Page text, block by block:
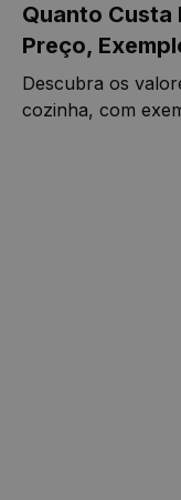
Quanto Custa
Preço,
Descubra os
cozinha, com